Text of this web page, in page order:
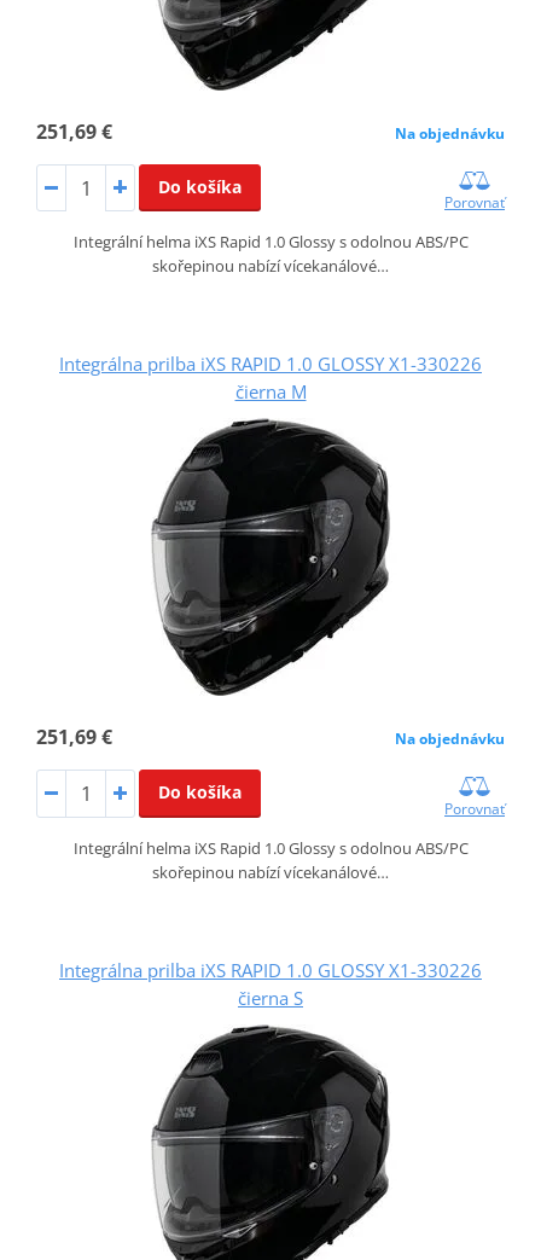
251,69 € Na objednávku
Do košíka
Porovnať
Integrální helma iXS Rapid 1.0 Glossy s odolnou ABS/PC
skořepinou nabízí vícekanálové…
Integrálna prilba iXS RAPID 1.0 GLOSSY X1-330226
čierna M
251,69 € Na objednávku
Do košíka
Porovnať
Integrální helma iXS Rapid 1.0 Glossy s odolnou ABS/PC
skořepinou nabízí vícekanálové…
Integrálna prilba iXS RAPID 1.0 GLOSSY X1-330226
čierna S